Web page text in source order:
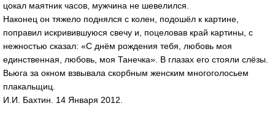
цокал маятник часов, мужчина не шевелился.
Наконец он тяжело поднялся с колен, подошёл к картине,
поправил искривившуюся свечу и, поцеловав край картины, с
нежностью сказал: «С днём рождения тебя, любовь моя
единственная, любовь, моя Танечка». В глазах его стояли слёзы.
Вьюга за окном взвывала скорбным женским многоголосьем
плакальщиц.
И.И. Бахтин. 14 Января 2012.